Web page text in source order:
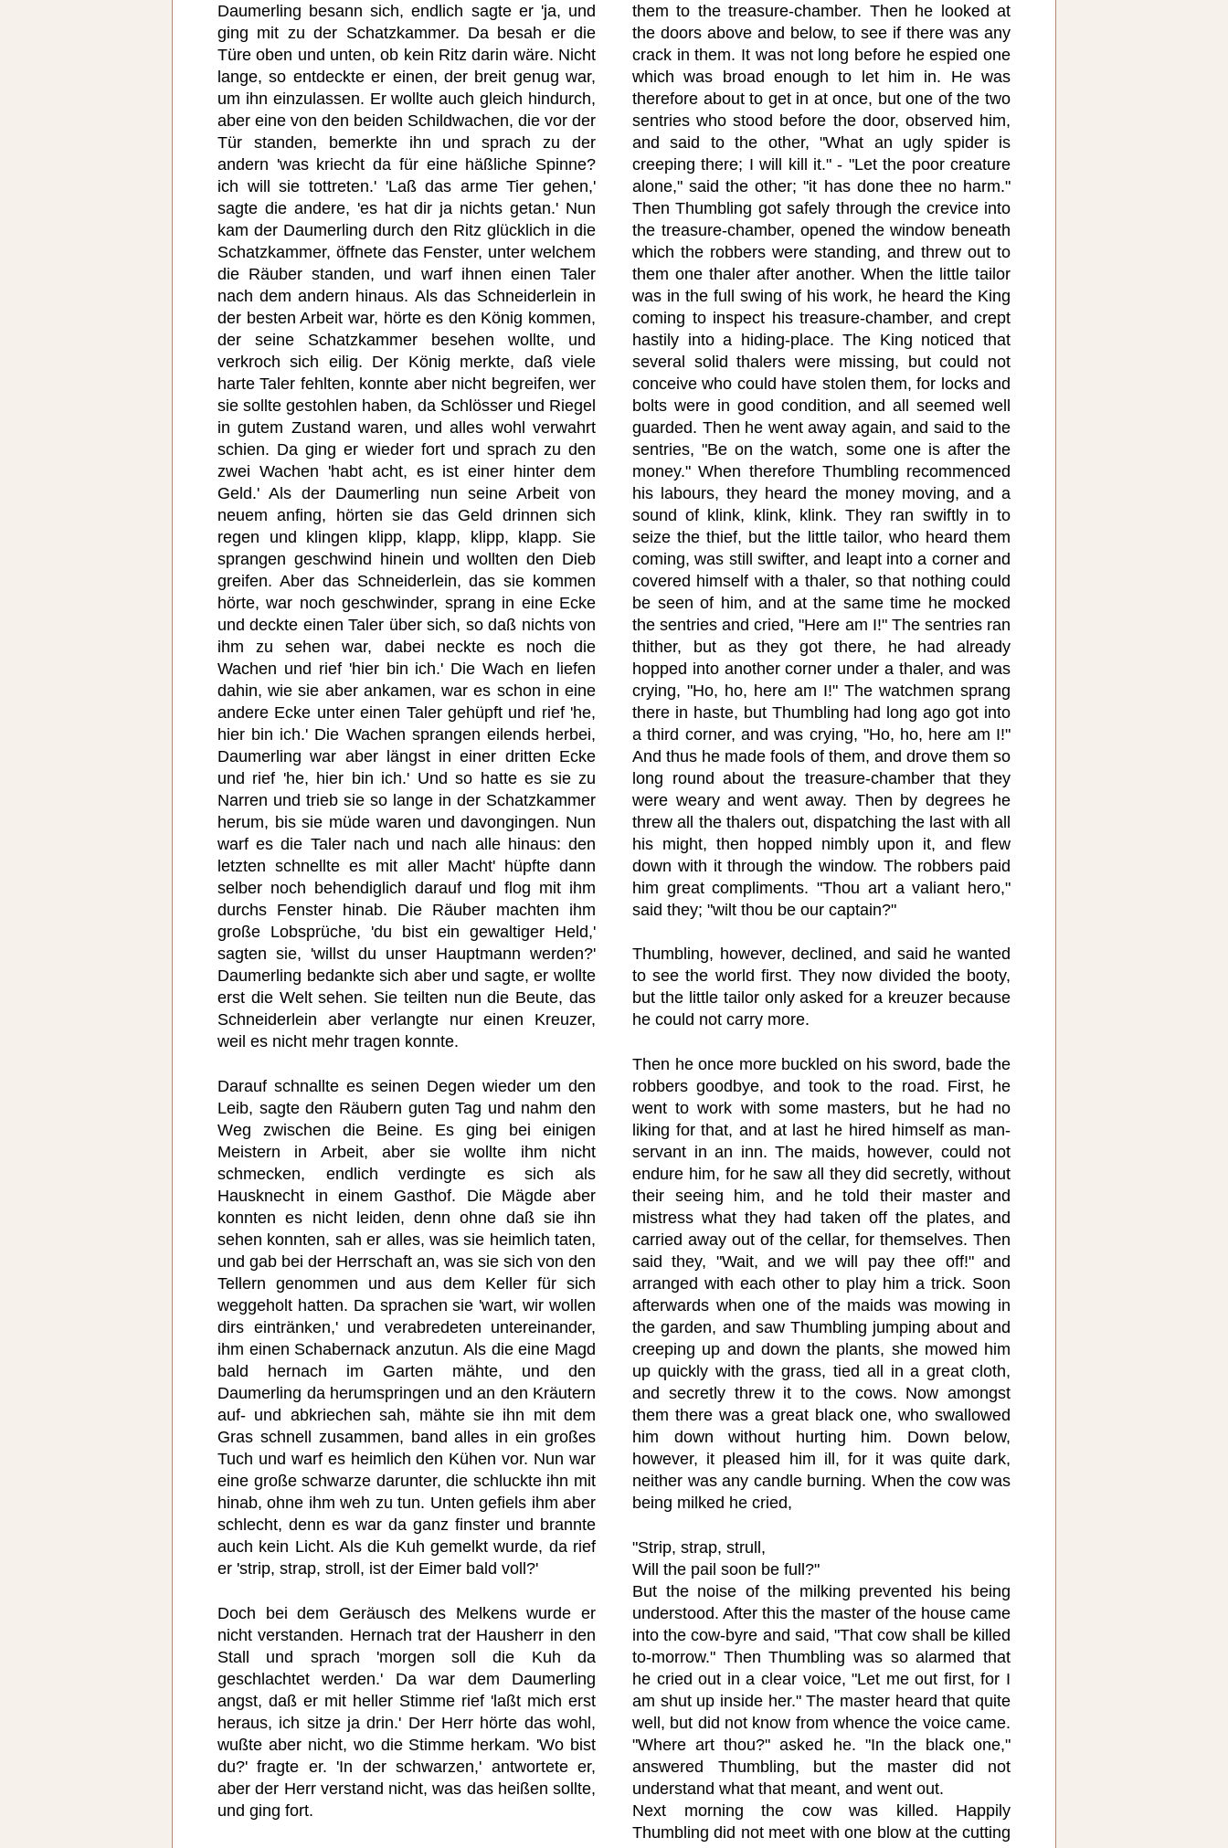
Daumerling besann sich, endlich sagte er 'ja, und
ging mit zu der Schatzkammer. Da besah er die
Türe oben und unten, ob kein Ritz darin wäre. Nicht
lange, so entdeckte er einen, der breit genug war,
um ihn einzulassen. Er wollte auch gleich hindurch,
aber eine von den beiden Schildwachen, die vor der
Tür standen, bemerkte ihn und sprach zu der
andern 'was kriecht da für eine häßliche Spinne?
ich will sie tottreten.' 'Laß das arme Tier gehen,'
sagte die andere, 'es hat dir ja nichts getan.' Nun
kam der Daumerling durch den Ritz glücklich in die
Schatzkammer, öffnete das Fenster, unter welchem
die Räuber standen, und warf ihnen einen Taler
nach dem andern hinaus. Als das Schneiderlein in
der besten Arbeit war, hörte es den König kommen,
der seine Schatzkammer besehen wollte, und
verkroch sich eilig. Der König merkte, daß viele
harte Taler fehlten, konnte aber nicht begreifen, wer
sie sollte gestohlen haben, da Schlösser und Riegel
in gutem Zustand waren, und alles wohl verwahrt
schien. Da ging er wieder fort und sprach zu den
zwei Wachen 'habt acht, es ist einer hinter dem
Geld.' Als der Daumerling nun seine Arbeit von
neuem anfing, hörten sie das Geld drinnen sich
regen und klingen klipp, klapp, klipp, klapp. Sie
sprangen geschwind hinein und wollten den Dieb
greifen. Aber das Schneiderlein, das sie kommen
hörte, war noch geschwinder, sprang in eine Ecke
und deckte einen Taler über sich, so daß nichts von
ihm zu sehen war, dabei neckte es noch die
Wachen und rief 'hier bin ich.' Die Wach en liefen
dahin, wie sie aber ankamen, war es schon in eine
andere Ecke unter einen Taler gehüpft und rief 'he,
hier bin ich.' Die Wachen sprangen eilends herbei,
Daumerling war aber längst in einer dritten Ecke
und rief 'he, hier bin ich.' Und so hatte es sie zu
Narren und trieb sie so lange in der Schatzkammer
herum, bis sie müde waren und davongingen. Nun
warf es die Taler nach und nach alle hinaus: den
letzten schnellte es mit aller Macht' hüpfte dann
selber noch behendiglich darauf und flog mit ihm
durchs Fenster hinab. Die Räuber machten ihm
große Lobsprüche, 'du bist ein gewaltiger Held,'
sagten sie, 'willst du unser Hauptmann werden?'
Daumerling bedankte sich aber und sagte, er wollte
erst die Welt sehen. Sie teilten nun die Beute, das
Schneiderlein aber verlangte nur einen Kreuzer,
weil es nicht mehr tragen konnte.
Darauf schnallte es seinen Degen wieder um den
Leib, sagte den Räubern guten Tag und nahm den
Weg zwischen die Beine. Es ging bei einigen
Meistern in Arbeit, aber sie wollte ihm nicht
schmecken, endlich verdingte es sich als
Hausknecht in einem Gasthof. Die Mägde aber
konnten es nicht leiden, denn ohne daß sie ihn
sehen konnten, sah er alles, was sie heimlich taten,
und gab bei der Herrschaft an, was sie sich von den
Tellern genommen und aus dem Keller für sich
weggeholt hatten. Da sprachen sie 'wart, wir wollen
dirs eintränken,' und verabredeten untereinander,
ihm einen Schabernack anzutun. Als die eine Magd
bald hernach im Garten mähte, und den
Daumerling da herumspringen und an den Kräutern
auf- und abkriechen sah, mähte sie ihn mit dem
Gras schnell zusammen, band alles in ein großes
Tuch und warf es heimlich den Kühen vor. Nun war
eine große schwarze darunter, die schluckte ihn mit
hinab, ohne ihm weh zu tun. Unten gefiels ihm aber
schlecht, denn es war da ganz finster und brannte
auch kein Licht. Als die Kuh gemelkt wurde, da rief
er 'strip, strap, stroll, ist der Eimer bald voll?'
Doch bei dem Geräusch des Melkens wurde er
nicht verstanden. Hernach trat der Hausherr in den
Stall und sprach 'morgen soll die Kuh da
geschlachtet werden.' Da war dem Daumerling
angst, daß er mit heller Stimme rief 'laßt mich erst
heraus, ich sitze ja drin.' Der Herr hörte das wohl,
wußte aber nicht, wo die Stimme herkam. 'Wo bist
du?' fragte er. 'In der schwarzen,' antwortete er,
aber der Herr verstand nicht, was das heißen sollte,
und ging fort.
them to the treasure-chamber. Then he looked at
the doors above and below, to see if there was any
crack in them. It was not long before he espied one
which was broad enough to let him in. He was
therefore about to get in at once, but one of the two
sentries who stood before the door, observed him,
and said to the other, "What an ugly spider is
creeping there; I will kill it." - "Let the poor creature
alone," said the other; "it has done thee no harm."
Then Thumbling got safely through the crevice into
the treasure-chamber, opened the window beneath
which the robbers were standing, and threw out to
them one thaler after another. When the little tailor
was in the full swing of his work, he heard the King
coming to inspect his treasure-chamber, and crept
hastily into a hiding-place. The King noticed that
several solid thalers were missing, but could not
conceive who could have stolen them, for locks and
bolts were in good condition, and all seemed well
guarded. Then he went away again, and said to the
sentries, "Be on the watch, some one is after the
money." When therefore Thumbling recommenced
his labours, they heard the money moving, and a
sound of klink, klink, klink. They ran swiftly in to
seize the thief, but the little tailor, who heard them
coming, was still swifter, and leapt into a corner and
covered himself with a thaler, so that nothing could
be seen of him, and at the same time he mocked
the sentries and cried, "Here am I!" The sentries ran
thither, but as they got there, he had already
hopped into another corner under a thaler, and was
crying, "Ho, ho, here am I!" The watchmen sprang
there in haste, but Thumbling had long ago got into
a third corner, and was crying, "Ho, ho, here am I!"
And thus he made fools of them, and drove them so
long round about the treasure-chamber that they
were weary and went away. Then by degrees he
threw all the thalers out, dispatching the last with all
his might, then hopped nimbly upon it, and flew
down with it through the window. The robbers paid
him great compliments. "Thou art a valiant hero,"
said they; "wilt thou be our captain?"
Thumbling, however, declined, and said he wanted
to see the world first. They now divided the booty,
but the little tailor only asked for a kreuzer because
he could not carry more.
Then he once more buckled on his sword, bade the
robbers goodbye, and took to the road. First, he
went to work with some masters, but he had no
liking for that, and at last he hired himself as man-
servant in an inn. The maids, however, could not
endure him, for he saw all they did secretly, without
their seeing him, and he told their master and
mistress what they had taken off the plates, and
carried away out of the cellar, for themselves. Then
said they, "Wait, and we will pay thee off!" and
arranged with each other to play him a trick. Soon
afterwards when one of the maids was mowing in
the garden, and saw Thumbling jumping about and
creeping up and down the plants, she mowed him
up quickly with the grass, tied all in a great cloth,
and secretly threw it to the cows. Now amongst
them there was a great black one, who swallowed
him down without hurting him. Down below,
however, it pleased him ill, for it was quite dark,
neither was any candle burning. When the cow was
being milked he cried,
"Strip, strap, strull,
Will the pail soon be full?"
But the noise of the milking prevented his being
understood. After this the master of the house came
into the cow-byre and said, "That cow shall be killed
to-morrow." Then Thumbling was so alarmed that
he cried out in a clear voice, "Let me out first, for I
am shut up inside her." The master heard that quite
well, but did not know from whence the voice came.
"Where art thou?" asked he. "In the black one,"
answered Thumbling, but the master did not
understand what that meant, and went out.
Next morning the cow was killed. Happily
Thumbling did not meet with one blow at the cutting